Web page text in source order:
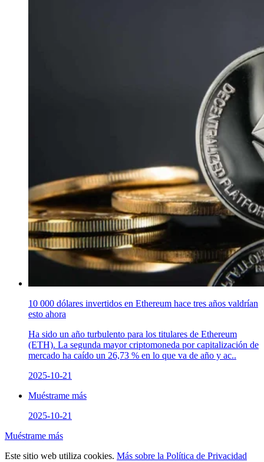
10 000 dólares invertidos en Ethereum hace tres años valdrían
esto ahora
Ha sido un año turbulento para los titulares de Ethereum
(ETH). La segunda mayor criptomoneda por capitalización de
mercado ha caído un 26,73 % en lo que va de año y ac..
2025-10-21
Muéstrame más
2025-10-21
Muéstrame más
Este sitio web utiliza cookies. Más sobre la Política de Privacidad